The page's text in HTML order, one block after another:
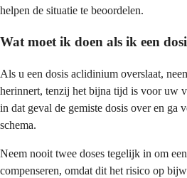
helpen de situatie te beoordelen.
Wat moet ik doen als ik een
Als u een dosis aclidinium overslaat,
herinnert, tenzij het bijna tijd is voor uw
in dat geval de gemiste dosis over en ga
schema.
Neem nooit twee doses tegelijk in om
compenseren, omdat dit het risico op